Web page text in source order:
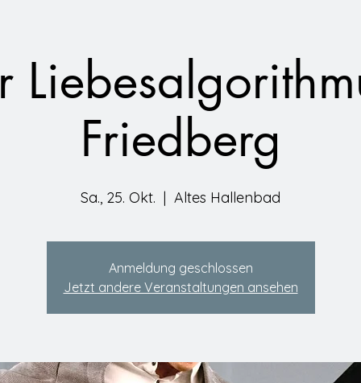
Friedberg
Sa., 25. Okt.
  |
Altes Hallenbad
Anmeldung geschlossen
Jetzt andere Veranstaltungen ansehen